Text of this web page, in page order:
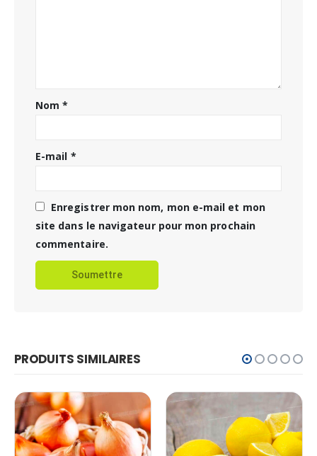
Nom*
E-mail *
Enregistrer mon nom, mon e-mail et mon
site dans le navigateur pour mon prochain
commentaire.
PRODUITS SIMILAIRES